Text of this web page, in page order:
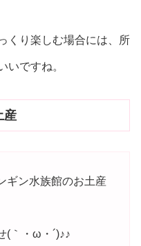
くり楽しむ場合には、所
いですね。
産
ギン水族館のお土産
(｀・ω・´)♪♪